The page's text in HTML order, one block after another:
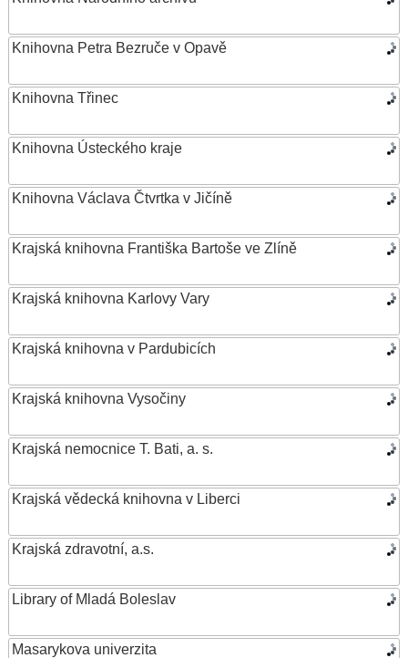
Knihovna Petra Bezruče v Opavě
Knihovna Třinec
Knihovna Ústeckého kraje
Knihovna Václava Čtvrtka v Jičíně
Krajská knihovna Františka Bartoše ve Zlíně
Krajská knihovna Karlovy Vary
Krajská knihovna v Pardubicích
Krajská knihovna Vysočiny
Krajská nemocnice T. Bati, a. s.
Krajská vědecká knihovna v Liberci
Krajská zdravotní, a.s.
Library of Mladá Boleslav
Masarykova univerzita